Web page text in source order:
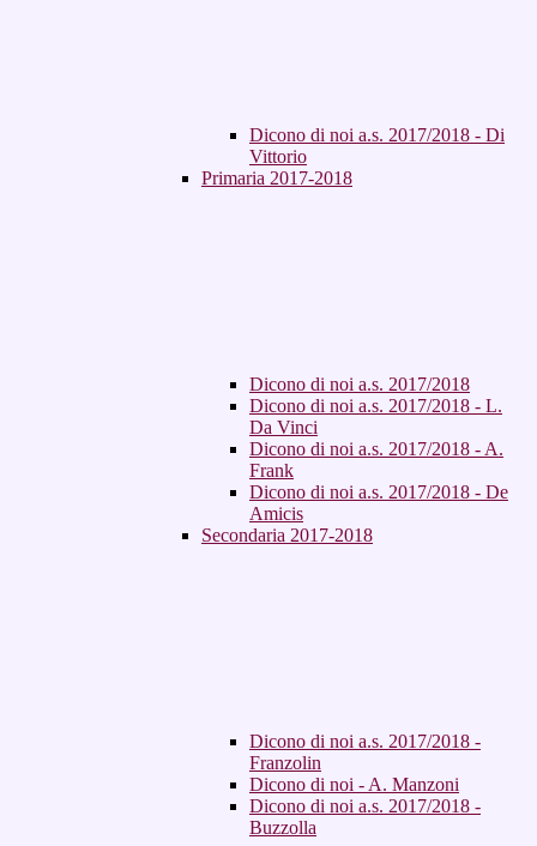
Dicono di noi a.s. 2017/2018 - Di
Vittorio
Primaria 2017-2018
Dicono di noi a.s. 2017/2018
Dicono di noi a.s. 2017/2018 - L.
Da Vinci
Dicono di noi a.s. 2017/2018 - A.
Frank
Dicono di noi a.s. 2017/2018 - De
Amicis
Secondaria 2017-2018
Dicono di noi a.s. 2017/2018 -
Franzolin
Dicono di noi - A. Manzoni
Dicono di noi a.s. 2017/2018 -
Buzzolla